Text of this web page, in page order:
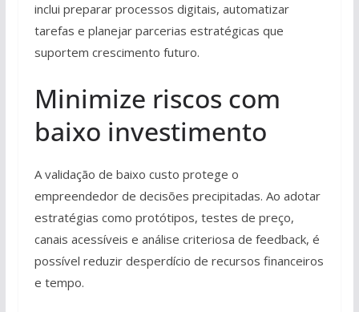
inclui preparar processos digitais, automatizar
tarefas e planejar parcerias estratégicas que
suportem crescimento futuro.
Minimize riscos com
baixo investimento
A validação de baixo custo protege o
empreendedor de decisões precipitadas. Ao adotar
estratégias como protótipos, testes de preço,
canais acessíveis e análise criteriosa de feedback, é
possível reduzir desperdício de recursos financeiros
e tempo.